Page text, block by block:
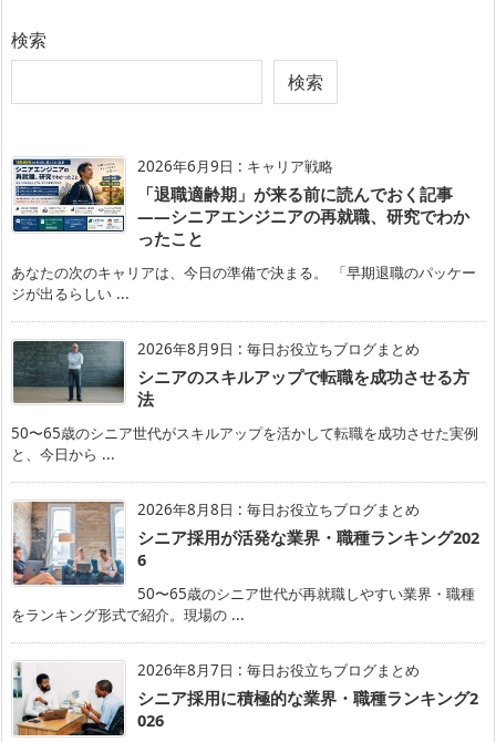
検索
検索
2026年6月9日 : キャリア戦略
「退職適齢期」が来る前に読んでおく記事
——シニアエンジニアの再就職、研究でわか
ったこと
あなたの次のキャリアは、今日の準備で決まる。 「早期退職のパッケー
ジが出るらしい ...
2026年8月9日 : 毎日お役立ちブログまとめ
シニアのスキルアップで転職を成功させる方
法
50〜65歳のシニア世代がスキルアップを活かして転職を成功させた実例
と、今日から ...
2026年8月8日 : 毎日お役立ちブログまとめ
シニア採用が活発な業界・職種ランキング202
6
50〜65歳のシニア世代が再就職しやすい業界・職種
をランキング形式で紹介。現場の ...
2026年8月7日 : 毎日お役立ちブログまとめ
シニア採用に積極的な業界・職種ランキング2
026